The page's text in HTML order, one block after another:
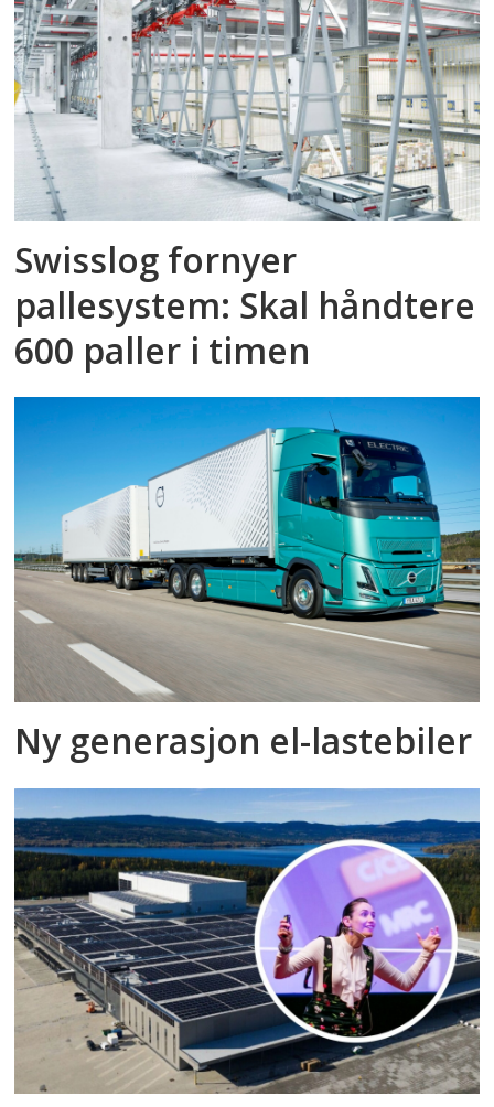
Swisslog fornyer
pallesystem: Skal håndtere
600 paller i timen
Ny generasjon el-lastebiler